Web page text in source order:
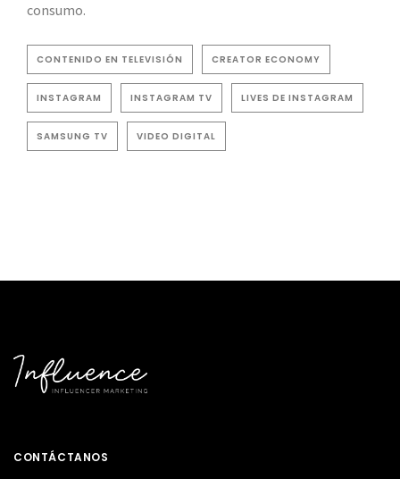
consumo.
CONTENIDO EN TELEVISIÓN CREATOR ECONOMY
INSTAGRAM INSTAGRAM TV LIVES DE INSTAGRAM
SAMSUNG TV VIDEO DIGITAL
CONTÁCTANOS